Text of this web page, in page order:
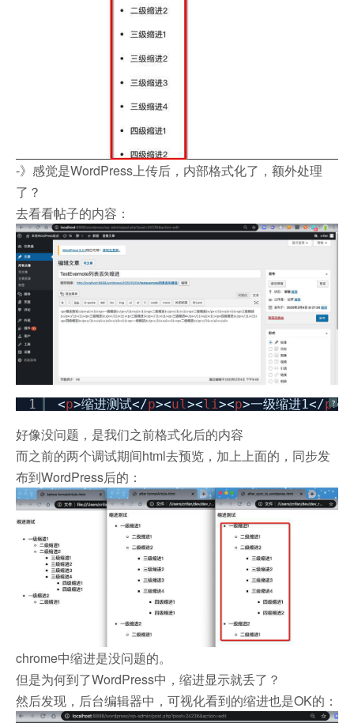
-》感觉是WordPress上传后，内部格式化了，额外处理
了？
去看看帖子的内容：
?
1 <p>缩进测试</p><ul><li><p>一级缩进1</p
好像没问题，是我们之前格式化后的内容
而之前的两个调试期间html去预览，加上上面的，同步发
布到WordPress后的：
chrome中缩进是没问题的。
但是为何到了WordPress中，缩进显示就丢了？
然后发现，后台编辑器中，可视化看到的缩进也是OK的：